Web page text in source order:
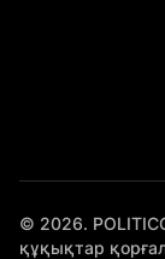
© 2026.
құқықтар